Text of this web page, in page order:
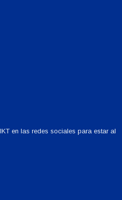
en las redes sociales para estar al